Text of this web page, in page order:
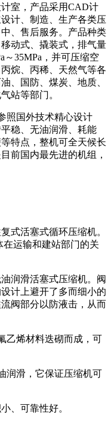
室，产品采用CAD计
计、制造、生产各类压
、售后服务。产品种类
动式、撬装式，排气量
～35MPa，并可压缩空
烷、丙稀、天然气等各
、国防、煤炭、地质、
站等部门。
照国外技术精心设计
稳、无油润滑、耗能
特点，整机可全天候长
前国内最先进的机组，
式活塞式循环压缩机。
运输和建站部门的关
润滑活塞式压缩机。阀
计上避开了多而细小的
阀部分以防液击，从而
乙烯材料迭砌而成，可
润滑 ，它保证压缩机可
、可靠性好。